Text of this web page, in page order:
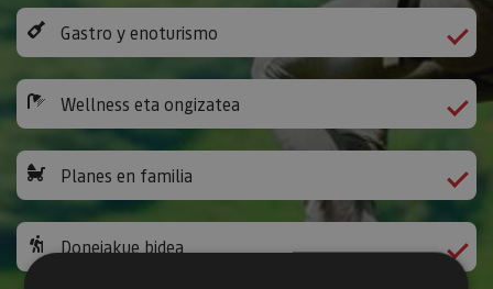
Gastro y enoturismo
Wellness eta ongizatea
Planes en familia
Donejakue bidea